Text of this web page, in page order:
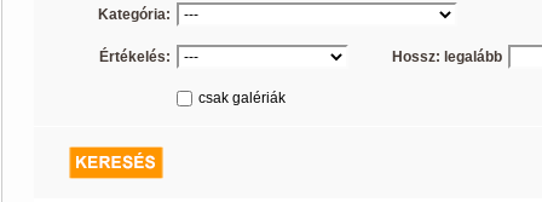
Kategória:
Értékelés: Hossz: legalább
csak galériák